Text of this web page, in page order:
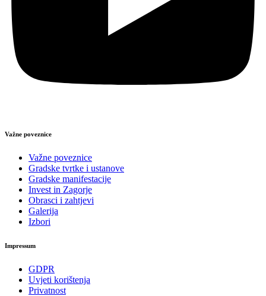
Važne poveznice
Važne poveznice
Gradske tvrtke i ustanove
Gradske manifestacije
Invest in Zagorje
Obrasci i zahtjevi
Galerija
Izbori
Impressum
GDPR
Uvjeti korištenja
Privatnost